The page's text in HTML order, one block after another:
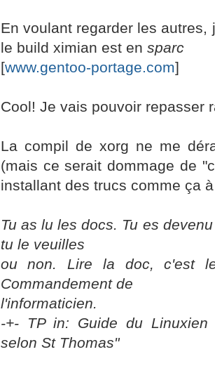
En voulant regarder les autres,
le build ximian est en sparc
[www.gentoo-portage.com]
Cool! Je vais pouvoir repasser
La compil de xorg ne me
(mais ce serait dommage de
installant des trucs comme ça
Tu as lu les docs. Tu es
tu le veuilles
ou non. Lire la doc, c'est
Commandement de
l'informaticien.
-+- TP in: Guide du Linuxien
selon St Thomas"